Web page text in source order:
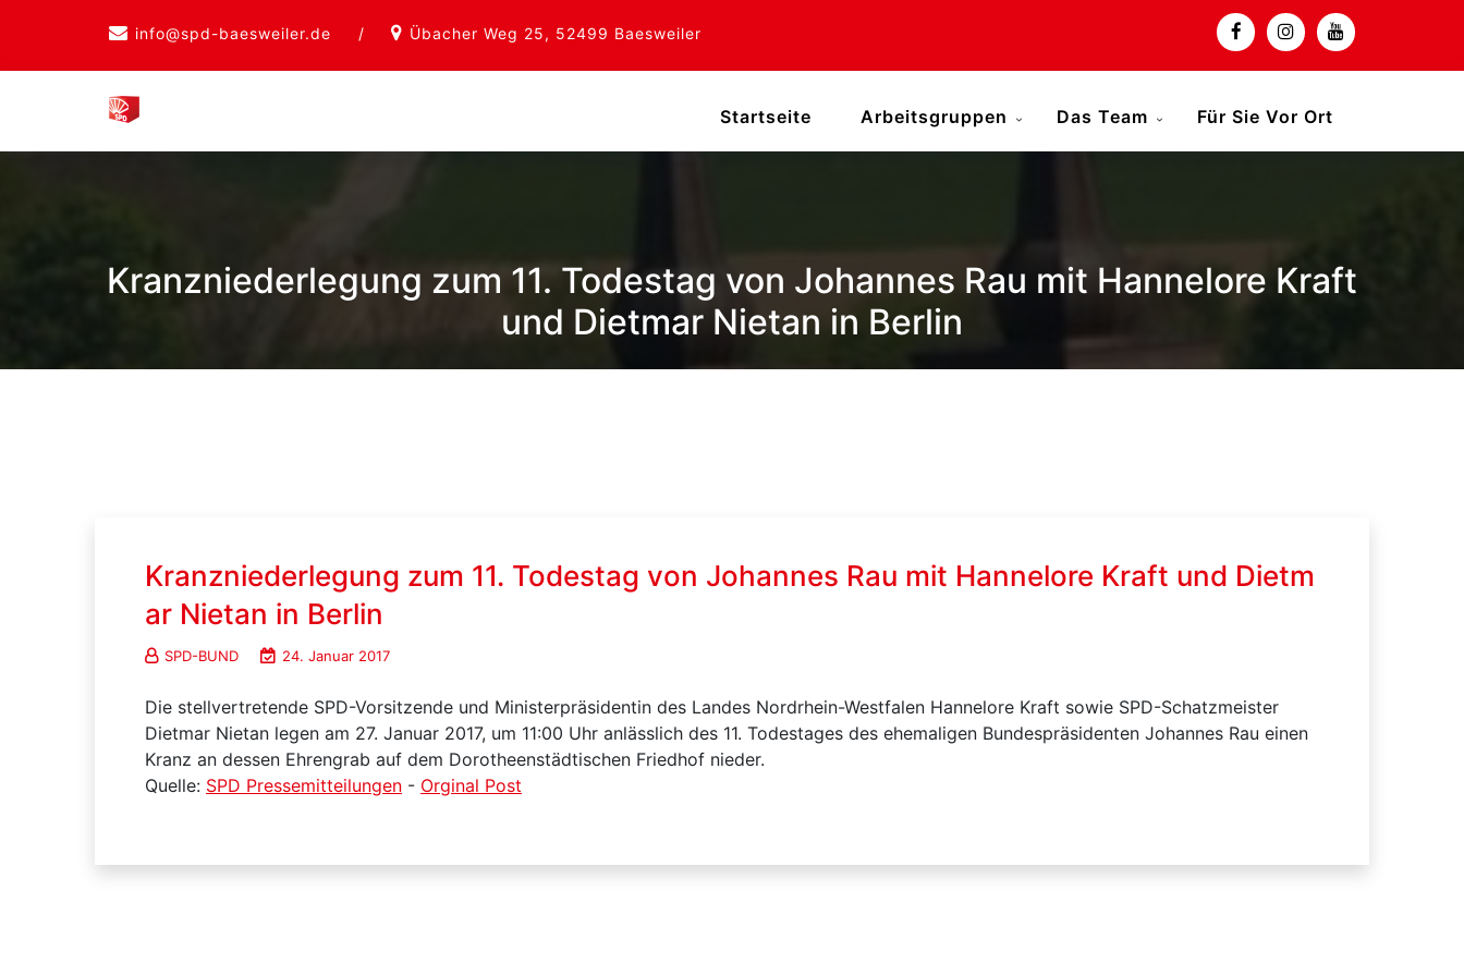
info@spd-baesweiler.de / Übacher Weg 25, 52499 Baesweiler
Startseite Arbeitsgruppen Das Team Für Sie Vor Ort
Kranzniederlegung zum 11. Todestag von Johannes Rau mit Hannelore Kraft
und Dietmar Nietan in Berlin
Kranzniederlegung zum 11. Todestag von Johannes Rau mit Hannelore Kraft und Dietm
ar Nietan in Berlin
SPD-BUND 24. Januar 2017
Die stellvertretende SPD-Vorsitzende und Ministerpräsidentin des Landes Nordrhein-Westfalen Hannelore Kraft sowie SPD-Schatzmeister
Dietmar Nietan legen am 27. Januar 2017, um 11:00 Uhr anlässlich des 11. Todestages des ehemaligen Bundespräsidenten Johannes Rau einen
Kranz an dessen Ehrengrab auf dem Dorotheenstädtischen Friedhof nieder.
Quelle: SPD Pressemitteilungen - Orginal Post